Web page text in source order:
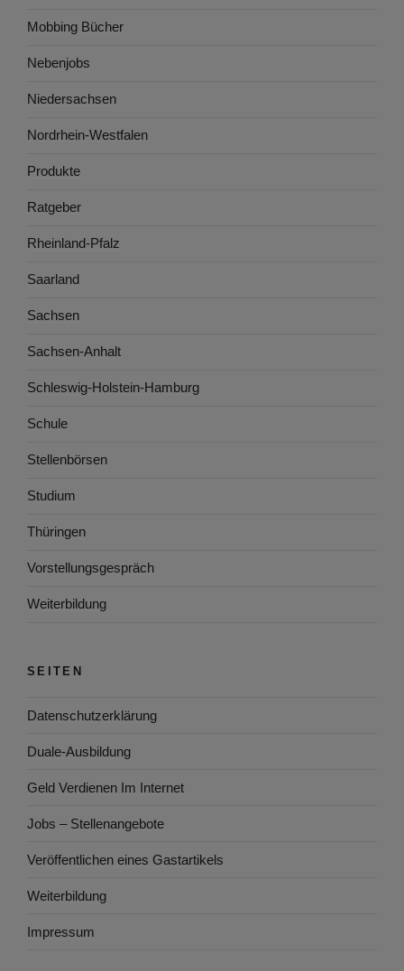
Mobbing Bücher
Nebenjobs
Niedersachsen
Nordrhein-Westfalen
Produkte
Ratgeber
Rheinland-Pfalz
Saarland
Sachsen
Sachsen-Anhalt
Schleswig-Holstein-Hamburg
Schule
Stellenbörsen
Studium
Thüringen
Vorstellungsgespräch
Weiterbildung
SEITEN
Datenschutzerklärung
Duale-Ausbildung
Geld Verdienen Im Internet
Jobs – Stellenangebote
Veröffentlichen eines Gastartikels
Weiterbildung
Impressum